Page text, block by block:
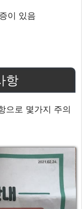
이 있음
항
으로 몇가지 주의